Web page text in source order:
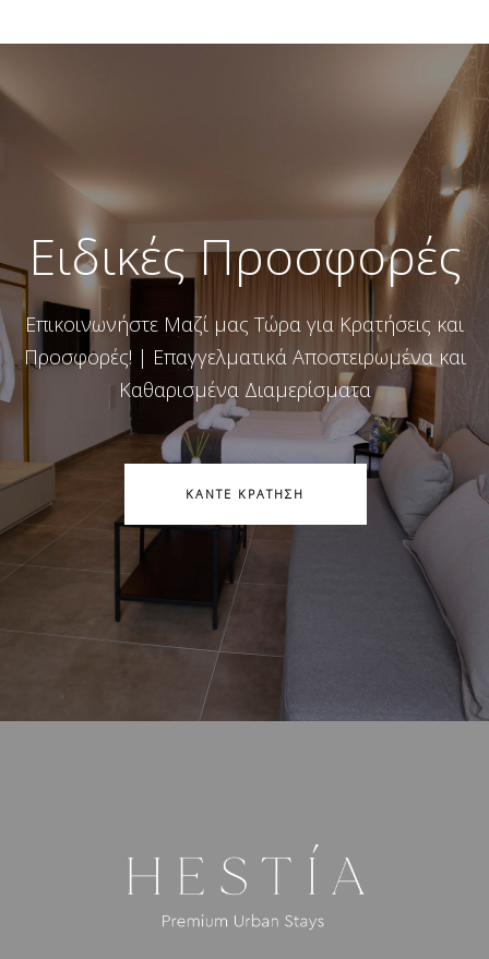
Ειδικές Προσφορές
Επικοινωνήστε Μαζί μας Τώρα για Κρατήσεις και
Προσφορές! | Επαγγελματικά Αποστειρωμένα και
Καθαρισμένα Διαμερίσματα
ΚΑΝΤΕ ΚΡΑΤΗΣΗ